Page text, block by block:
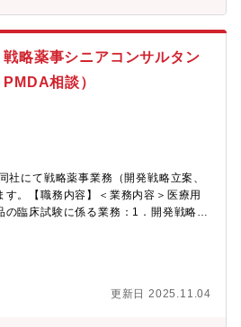
理（進捗管理、関係部署との連携、調
関係部署との連携、調整等）・承認申
成、レビュー、QC点検、作成に伴う管
JAN）申請・届出、希少疾病用医薬
、レビュー、QC点検、作成に伴う管理
、作成に伴う管理（進捗管理、関係部
面助言資料の作成、レビュー、QC点
管理、関係部署との連携、調整等）
業出身の経験豊富な薬事スペシャリス
20～30代の社員も在籍しており、シニ
です。ご経験をもとに60歳以上でも勤
戦略薬事シニアコンサルタン
相談）
社にて戦略薬事業務（開発戦略立案、
す。【職務内容】＜業務内容＞医療用
の臨床試験に係る業務：1．開発戦略の
ケージの提案・日本における適切な
2．PMDA相談・PMDA相談業務リー
事項回答、議事録の確認・PMDA相談
案件好調に伴う増員【担当プロジェク
更新日 2025.11.04